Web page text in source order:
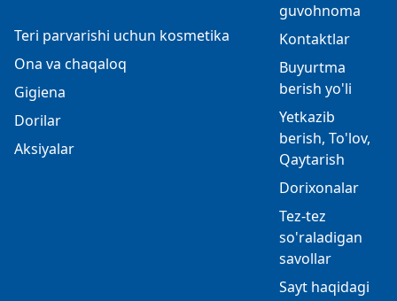
Teri parvarishi uchun kosmetika
Ona va chaqaloq
Gigiena
Dorilar
Aksiyalar
guvohnoma
Kontaktlar
Buyurtma
berish yo'li
Yetkazib
berish, To'lov,
Qaytarish
Dorixonalar
Tez-tez
so'raladigan
savollar
Sayt haqidagi